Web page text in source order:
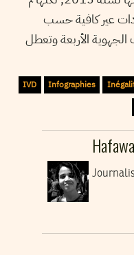
اعتمادات عير كافية حسب
الجهوية الأربعة وتعطل
Infographies
IVD